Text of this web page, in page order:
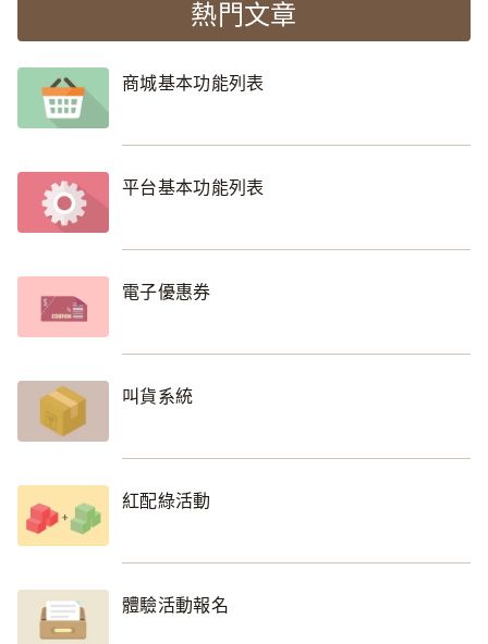
熱門文章
商城基本功能列表
平台基本功能列表
電子優惠券
叫貨系統
紅配綠活動
體驗活動報名